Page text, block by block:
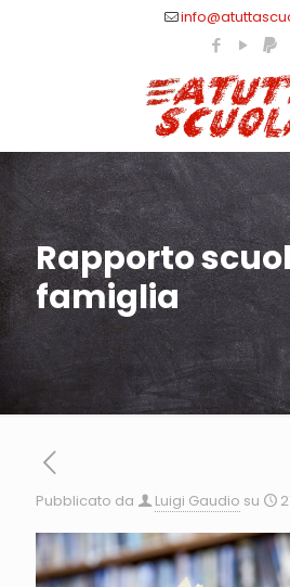
Rapporto
famiglia
Pubblicato da Luigi Gaudio su